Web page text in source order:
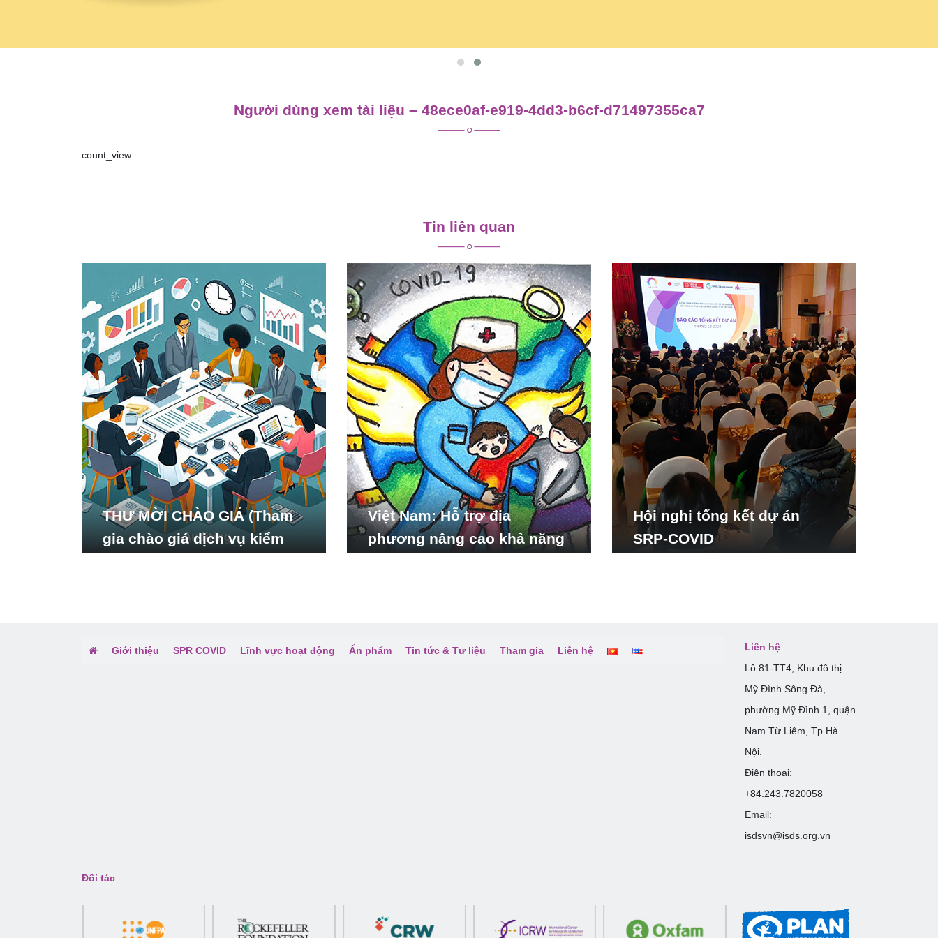
Người dùng xem tài liệu – 48ece0af-e919-4dd3-b6cf-d71497355ca7
count_view
viết
Tin liên quan
THƯ MỜI CHÀO GIÁ (Tham
gia chào giá dịch vụ kiểm
Việt Nam: Hỗ trợ địa
phương nâng cao khả năng
Hội nghị tổng kết dự án
SRP-COVID
Giới thiệu SPR COVID Lĩnh vực hoạt động Ấn phẩm Tin tức & Tư liệu Tham gia Liên hệ
Liên hệ
Lô 81-TT4, Khu đô thị
Mỹ Đình Sông Đà,
phường Mỹ Đình 1, quận
Nam Từ Liêm, Tp Hà
Nội.
Điện thoại:
+84.243.7820058
Email:
isdsvn@isds.org.vn
Đối tác